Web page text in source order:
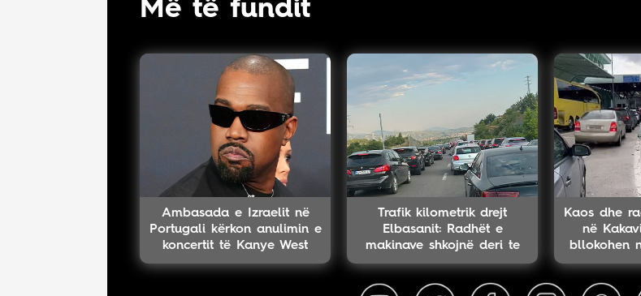
Më të fundit
Ambasada e Izraelit në
Portugali kërkon anulimin e
koncertit të Kanye West
Trafik kilometrik drejt
Elbasanit: Radhët e
makinave shkojnë deri te
tuneli i Krrabës
Kaos dhe
në
bllokohen